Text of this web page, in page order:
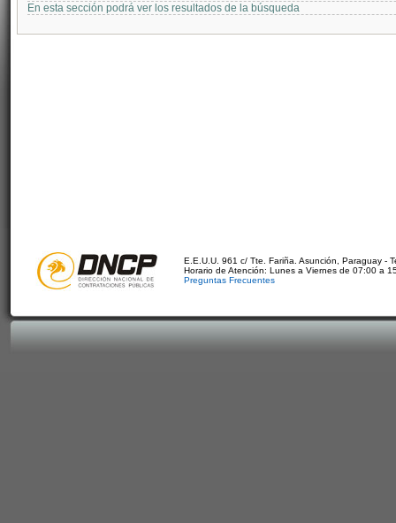
En esta sección podrá ver los resultados de la búsqueda
E.E.U.U. 961 c/ Tte. Fariña. Asunción, Paraguay -
Horario de Atención: Lunes a Viernes de 07:00 a
Preguntas Frecuentes